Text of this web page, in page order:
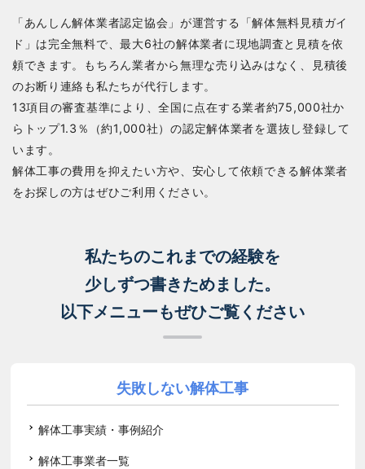
「あんしん解体業者認定協会」が運営する「解体無料見積ガイ
ド」は完全無料で、最大6社の解体業者に現地調査と見積を依
頼できます。もちろん業者から無理な売り込みはなく、見積後
のお断り連絡も私たちが代行します。
13項目の審査基準により、全国に点在する業者約75,000社か
らトップ1.3％（約1,000社）の認定解体業者を選抜し登録して
います。
解体工事の費用を抑えたい方や、安心して依頼できる解体業者
をお探しの方はぜひご利用ください。
私たちのこれまでの経験を
少しずつ書きためました。
以下メニューもぜひご覧ください
失敗しない解体工事
解体工事実績・事例紹介
解体工事業者一覧